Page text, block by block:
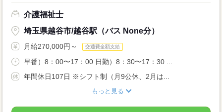
介護福祉士
埼玉県越谷市/越谷駅（バス None分）
月給270,000円～ 交通費全額支給
早番）8：00〜17：00 日勤）8：30〜17：30 ...
年間休日107日 ※シフト制（月9公休、2月は...
もっと見る